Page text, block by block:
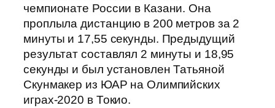
чемпионате России в Казани. Она
проплыла дистанцию в 200 метров за 2
минуты и 17,55 секунды. Предыдущий
результат составлял 2 минуты и 18,95
секунды и был установлен Татьяной
Скунмакер из ЮАР на Олимпийских
играх-2020 в Токио.